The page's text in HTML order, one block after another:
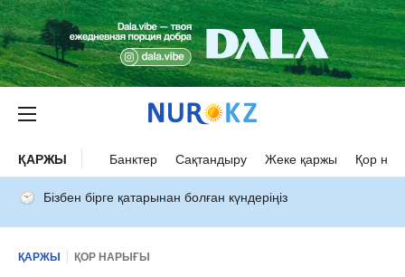
ҚАРЖЫ Банктер Сақтандыру Жеке қаржы Қор
Бізбен бірге қатарынан болған күндеріңіз
ҚАРЖЫ ҚОР НАРЫҒЫ